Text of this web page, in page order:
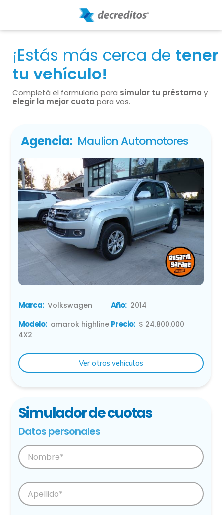
¡Estás más cerca de tener
tu vehículo!
Completá el formulario para simular tu préstamo y
elegir la mejor cuota para vos.
Agencia: Maulion Automotores
Marca: Volkswagen
Modelo: amarok highline
4X2
Año: 2014
Precio: $ 24.800.000
Ver otros vehículos
Simulador de cuotas
Datos personales